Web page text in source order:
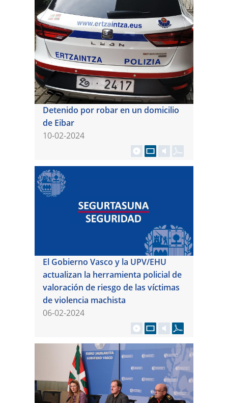
Detenido por robar en un domicilio
de Eibar
10-02-2024
El Gobierno Vasco y la UPV/EHU
actualizan la herramienta policial de
valoración de riesgo de las víctimas
de violencia machista
06-02-2024